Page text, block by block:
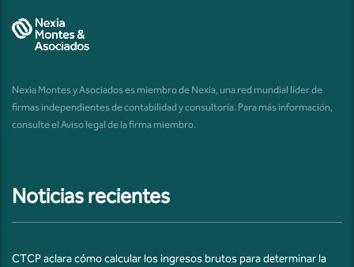
Nexia Montes y Asociados es miembro de Nexia, una red mundial líder de
firmas independientes de contabilidad y consultoría. Para más información,
consulte el Aviso legal de la firma miembro.
Noticias recientes
CTCP aclara cómo calcular los ingresos brutos para determinar la